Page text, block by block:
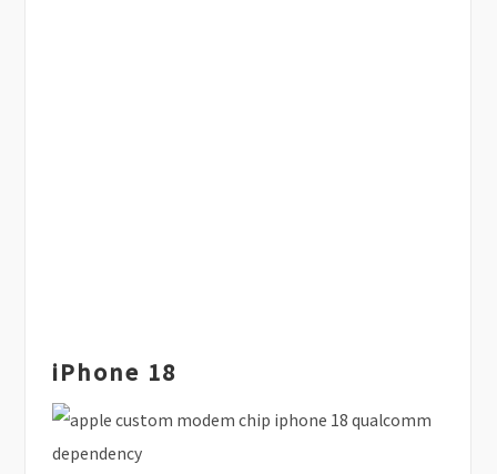
iPhone 18